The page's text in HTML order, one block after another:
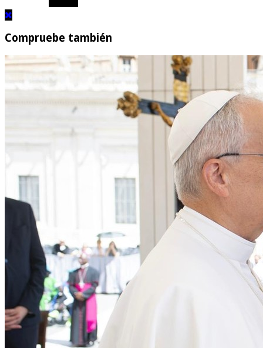
Compruebe también